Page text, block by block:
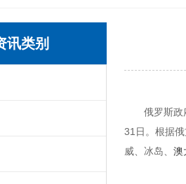
讯类别
俄罗斯政
31日。根据
威、冰岛、 澳